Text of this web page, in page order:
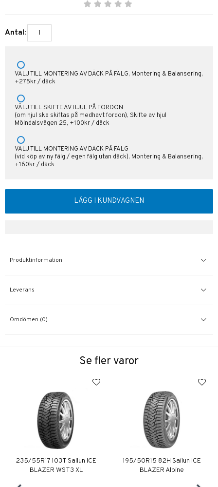
Antal:
VÄLJ TILL MONTERING AV DÄCK PÅ FÄLG, Montering & Balansering,
+275kr / däck
VÄLJ TILL SKIFTE AV HJUL PÅ FORDON
(om hjul ska skiftas på medhavt fordon), Skifte av hjul
Mölndalsvägen 25, +100kr / däck
VÄLJ TILL MONTERING AV DÄCK PÅ FÄLG
(vid köp av ny fälg / egen fälg utan däck), Montering & Balansering,
+160kr / däck
LÄGG I KUNDVAGNEN
Produktinformation
Leverans
Omdömen (0)
Se fler varor
235/55R17 103T Sailun ICE
BLAZER WST3 XL
195/50R15 82H Sailun ICE
BLAZER Alpine